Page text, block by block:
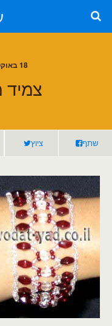
18 באוקטובר 2009 • 6s תגובות
צמיד
שתף ציוץ